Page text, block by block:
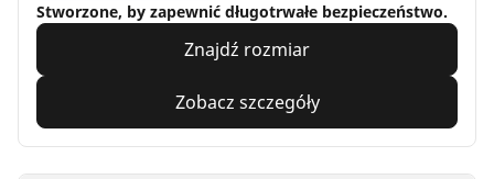
Stworzone, by zapewnić długotrwałe bezpieczeństwo.
Znajdź rozmiar
Zobacz szczegóły